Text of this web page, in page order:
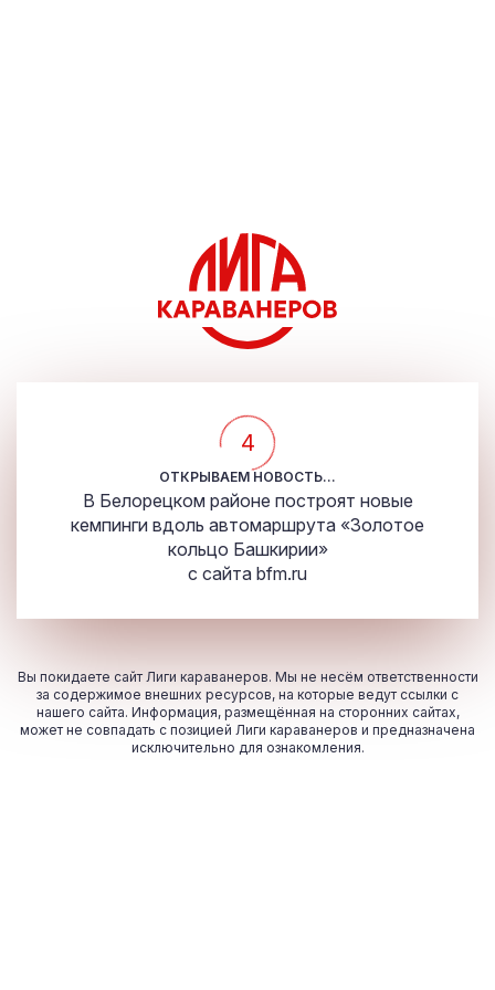
4
ОТКРЫВАЕМ НОВОСТЬ...
В Белорецком районе построят новые
кемпинги вдоль автомаршрута «Золотое
кольцо Башкирии»
с сайта bfm.ru
Вы покидаете сайт Лиги караванеров. Мы не несём ответственности
за содержимое внешних ресурсов, на которые ведут ссылки с
нашего сайта. Информация, размещённая на сторонних сайтах,
может не совпадать с позицией Лиги караванеров и предназначена
исключительно для ознакомления.